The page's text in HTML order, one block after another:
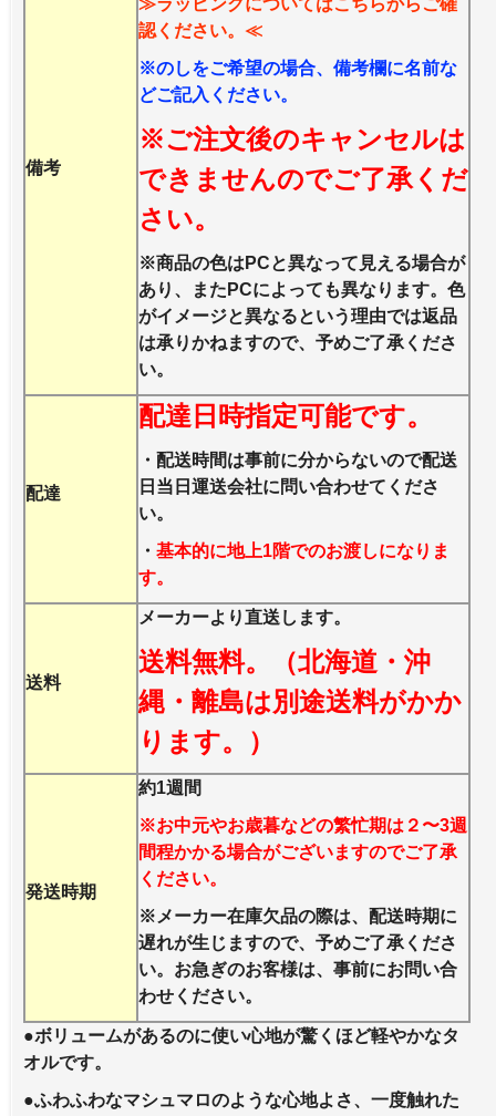
備考
≫ラッピングについてはこちらからご確
認ください。≪
※のしをご希望の場合、備考欄に名前な
どご記入ください。
※ご注文後のキャンセルは
できませんのでご了承くだ
さい。
※商品の色はPCと異なって見える場合が
あり、またPCによっても異なります。色
がイメージと異なるという理由では返品
は承りかねますので、予めご了承くださ
い。
配達
配達日時指定可能です。
・配送時間は事前に分からないので配送
日当日運送会社に問い合わせてくださ
い。
・ 基本的に地上1階でのお渡しになりま
す。
送料
メーカーより直送します。
送料無料。（北海道・沖
縄・離島は別途送料がかか
ります。）
発送時期
約1週間
※お中元やお歳暮などの繁忙期は２〜3週
間程かかる場合がございますのでご了承
ください。
※メーカー在庫欠品の際は、配送時期に
遅れが生じますので、予めご了承くださ
い。お急ぎのお客様は、事前にお問い合
わせください。
●ボリュームがあるのに使い心地が驚くほど軽やかなタ
オルです。
●ふわふわなマシュマロのような心地よさ、一度触れた